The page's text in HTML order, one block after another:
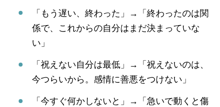
「もう遅い、終わった」→「終わったのは関
係で、これからの自分はまだ決まっていな
い」
「祝えない自分は最低」→「祝えないのは、
今つらいから。感情に善悪をつけない」
「今すぐ何かしないと」→「急いで動くと傷